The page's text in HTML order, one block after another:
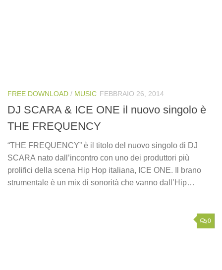
FREE DOWNLOAD / MUSIC FEBBRAIO 26, 2014
DJ SCARA & ICE ONE il nuovo singolo è
THE FREQUENCY
“THE FREQUENCY” è il titolo del nuovo singolo di DJ
SCARA nato dall’incontro con uno dei produttori più
prolifici della scena Hip Hop italiana, ICE ONE. Il brano
strumentale è un mix di sonorità che vanno dall’Hip…
0